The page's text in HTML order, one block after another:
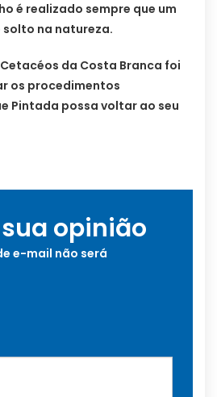
é realizado sempre que um
na natureza.
da Costa Branca foi
os procedimentos
Pintada possa voltar ao seu
opinião
e-mail não será